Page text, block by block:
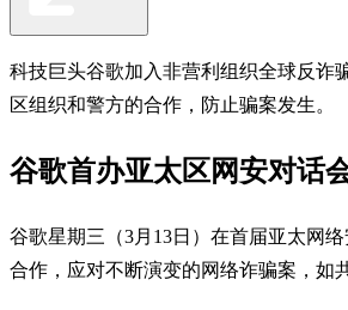
科技巨头谷歌加入非营利组织全球反诈
区组织和警方的合作，防止骗案发生。
谷歌首办亚太区网安对话
谷歌星期三（3月13日）在首届亚太网
合作，应对不断演变的网络诈骗案，如